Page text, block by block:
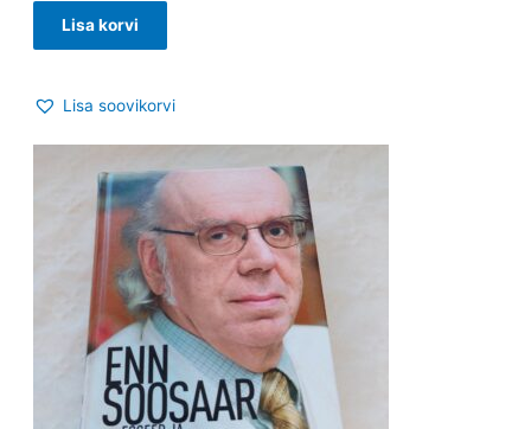
Lisa korvi
Lisa soovikorvi